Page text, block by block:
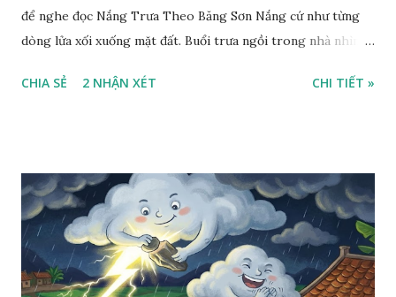
để nghe đọc Nắng Trưa Theo Băng Sơn Nắng cứ như từng
dòng lửa xối xuống mặt đất. Buổi trưa ngồi trong nhà nhìn
CHIA SẺ 2 NHẬN XÉT CHI TIẾT »